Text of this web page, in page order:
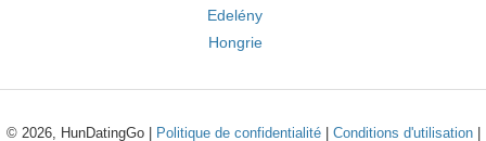
Edelény
Hongrie
© 2026, HunDatingGo | Politique de confidentialité| Conditions d'utilisation|